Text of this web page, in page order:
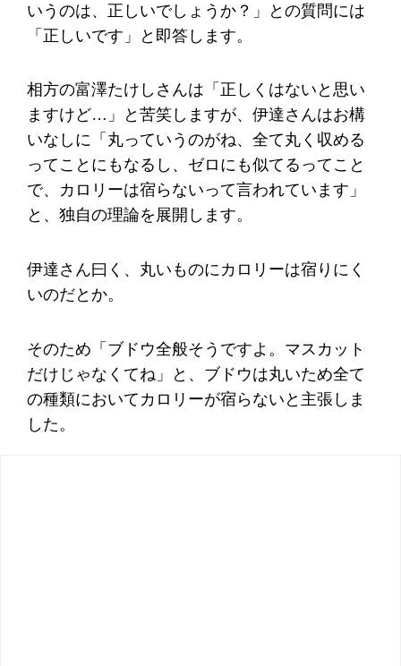
いうのは、正しいでしょうか？」との質問には
「正しいです」と即答します。
相方の富澤たけしさんは「正しくはないと思い
ますけど…」と苦笑しますが、伊達さんはお構
いなしに「丸っていうのがね、全て丸く収める
ってことにもなるし、ゼロにも似てるってこと
で、カロリーは宿らないって言われています」
と、独自の理論を展開します。
伊達さん曰く、丸いものにカロリーは宿りにく
いのだとか。
そのため「ブドウ全般そうですよ。マスカット
だけじゃなくてね」と、ブドウは丸いため全て
の種類においてカロリーが宿らないと主張しま
した。